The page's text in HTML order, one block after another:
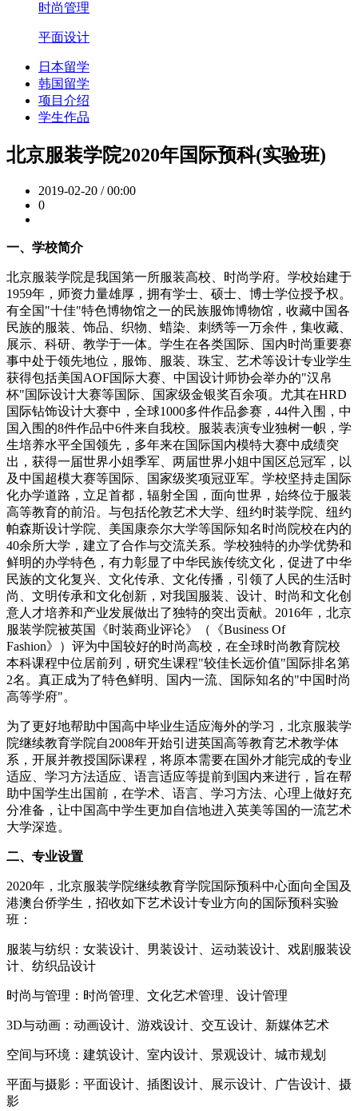
时尚管理
平面设计
日本留学
韩国留学
项目介绍
学生作品
北京服装学院2020年国际预科(实验班)
2019-02-20 / 00:00
0
一、学校简介
北京服装学院是我国第一所服装高校、时尚学府。学校始建于
1959年，师资力量雄厚，拥有学士、硕士、博士学位授予权。
有全国"十佳"特色博物馆之一的民族服饰博物馆，收藏中国各
民族的服装、饰品、织物、蜡染、刺绣等一万余件，集收藏、
展示、科研、教学于一体。学生在各类国际、国内时尚重要赛
事中处于领先地位，服饰、服装、珠宝、艺术等设计专业学生
获得包括美国AOF国际大赛、中国设计师协会举办的"汉帛
杯"国际设计大赛等国际、国家级金银奖百余项。尤其在HRD
国际钻饰设计大赛中，全球1000多件作品参赛，44件入围，中
国入围的8件作品中6件来自我校。服装表演专业独树一帜，学
生培养水平全国领先，多年来在国际国内模特大赛中成绩突
出，获得一届世界小姐季军、两届世界小姐中国区总冠军，以
及中国超模大赛等国际、国家级奖项冠亚军。学校坚持走国际
化办学道路，立足首都，辐射全国，面向世界，始终位于服装
高等教育的前沿。与包括伦敦艺术大学、纽约时装学院、纽约
帕森斯设计学院、美国康奈尔大学等国际知名时尚院校在内的
40余所大学，建立了合作与交流关系。学校独特的办学优势和
鲜明的办学特色，有力彰显了中华民族传统文化，促进了中华
民族的文化复兴、文化传承、文化传播，引领了人民的生活时
尚、文明传承和文化创新，对我国服装、设计、时尚和文化创
意人才培养和产业发展做出了独特的突出贡献。2016年，北京
服装学院被英国《时装商业评论》（《Business Of
Fashion》）评为中国较好的时尚高校，在全球时尚教育院校
本科课程中位居前列，研究生课程"较佳长远价值"国际排名第
2名。真正成为了特色鲜明、国内一流、国际知名的"中国时尚
高等学府"。
为了更好地帮助中国高中毕业生适应海外的学习，北京服装学
院继续教育学院自2008年开始引进英国高等教育艺术教学体
系，开展并教授国际课程，将原本需要在国外才能完成的专业
适应、学习方法适应、语言适应等提前到国内来进行，旨在帮
助中国学生出国前，在学术、语言、学习方法、心理上做好充
分准备，让中国高中学生更加自信地进入英美等国的一流艺术
大学深造。
二、专业设置
2020年，北京服装学院继续教育学院国际预科中心面向全国及
港澳台侨学生，招收如下艺术设计专业方向的国际预科实验
班：
服装与纺织：女装设计、男装设计、运动装设计、戏剧服装设
计、纺织品设计
时尚与管理：时尚管理、文化艺术管理、设计管理
3D与动画：动画设计、游戏设计、交互设计、新媒体艺术
空间与环境：建筑设计、室内设计、景观设计、城市规划
平面与摄影：平面设计、插图设计、展示设计、广告设计、摄
影